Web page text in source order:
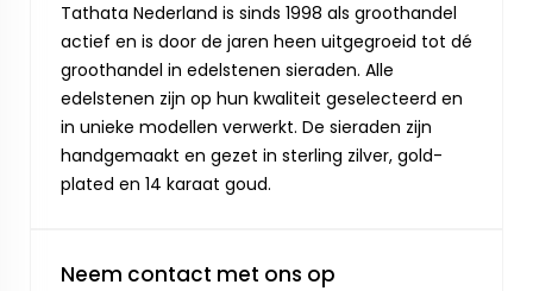
Tathata Nederland is sinds 1998 als groothandel
actief en is door de jaren heen uitgegroeid tot dé
groothandel in edelstenen sieraden. Alle
edelstenen zijn op hun kwaliteit geselecteerd en
in unieke modellen verwerkt. De sieraden zijn
handgemaakt en gezet in sterling zilver, gold-
plated en 14 karaat goud.
Neem contact met ons op